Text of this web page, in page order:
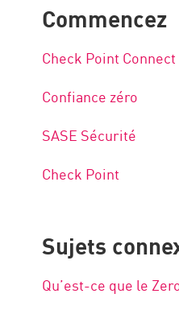
Commencez
Check Point Connect
Confiance zéro
SASE Sécurité
Check Point
Sujets
Qu’est-ce que le